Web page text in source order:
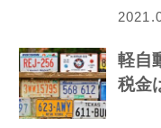
軽自
税金